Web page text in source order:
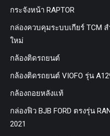
กระจังหน้า RAPTOR
กล่องควบคุมระบบเกียร์ TCM
ใหม่
กล้องติดรถยนต์
กล้องติดรถยนต์ VIOFO รุ่น
กล้องถอยหลังแท้
กล่องฟิว BJB FORD ตรงรุ่น
2021